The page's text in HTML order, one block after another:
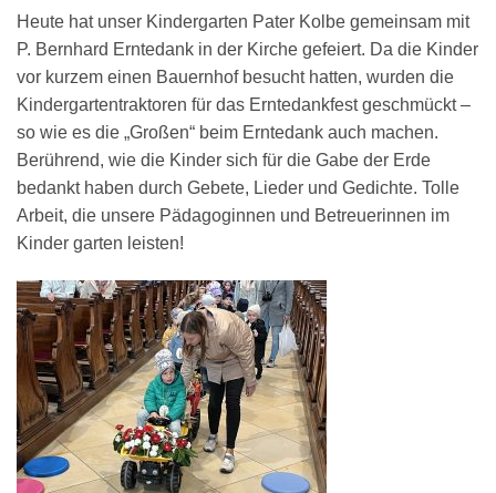
Heute hat unser Kindergarten Pater Kolbe gemeinsam mit
P. Bernhard Erntedank in der Kirche gefeiert. Da die Kinder
vor kurzem einen Bauernhof besucht hatten, wurden die
Kindergartentraktoren für das Erntedankfest geschmückt –
so wie es die „Großen“ beim Erntedank auch machen.
Berührend, wie die Kinder sich für die Gabe der Erde
bedankt haben durch Gebete, Lieder und Gedichte. Tolle
Arbeit, die unsere Pädagoginnen und Betreuerinnen im
Kinder garten leisten!